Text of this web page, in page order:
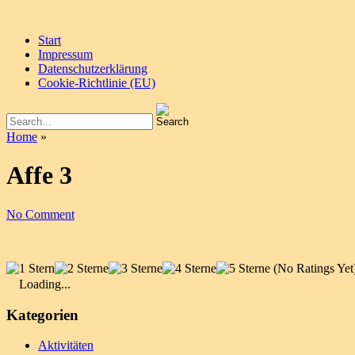
Start
Impressum
Datenschutzerklärung
Cookie-Richtlinie (EU)
Home »
Affe 3
No Comment
(No Ratings
Loading...
Kategorien
Aktivitäten